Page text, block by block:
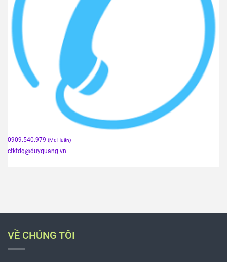
0909.540.979 (Mr. Huân)
ctktdq@duyquang.vn
VỀ CHÚNG TÔI